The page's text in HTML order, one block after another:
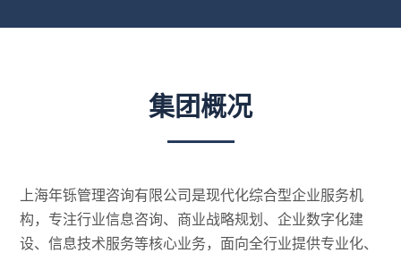
集团概况
上海年铄管理咨询有限公司是现代化综合型企业服务机
构，专注行业信息咨询、商业战略规划、企业数字化建
设、信息技术服务等核心业务，面向全行业提供专业化、